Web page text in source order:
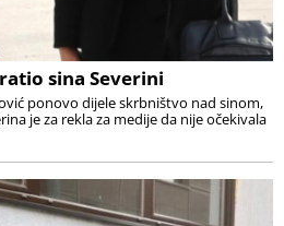
sina Severini
ponovo dijele skrbništvo nad sinom,
je za rekla za medije da nije očekivala